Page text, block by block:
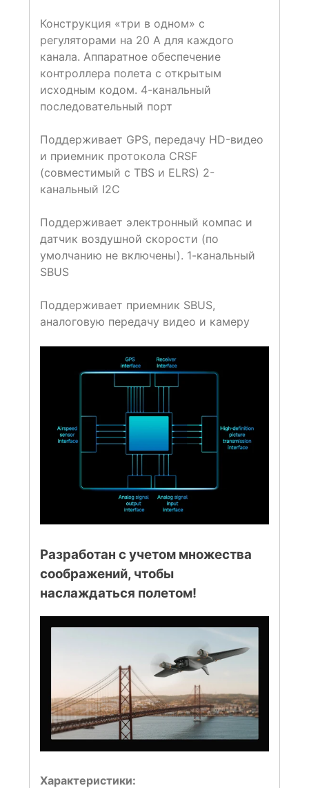
Конструкция «три в одном» с
регуляторами на 20 А для каждого
канала. Аппаратное обеспечение
контроллера полета с открытым
исходным кодом.​ 4-канальный
последовательный порт ​
Поддерживает GPS, передачу HD-видео
и приемник протокола CRSF
(совместимый с TBS и ELRS)​ 2-
канальный I2C​
Поддерживает электронный компас и
датчик воздушной скорости (по
умолчанию не включены).​ 1-канальный
SBUS
Поддерживает приемник SBUS,
аналоговую передачу видео и камеру
Разработан с учетом множества
соображений, чтобы
наслаждаться полетом!
Характеристики: